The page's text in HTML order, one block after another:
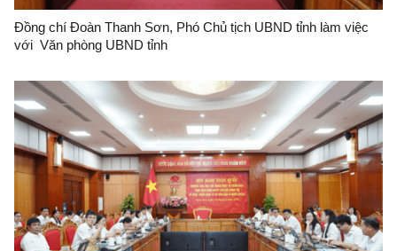
Đồng chí Đoàn Thanh Sơn, Phó Chủ tịch UBND tỉnh làm việc
với Văn phòng UBND tỉnh